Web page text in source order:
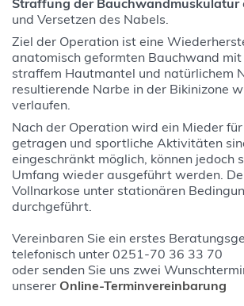
Straffung der Bauchwandmuskulatur
und Versetzen des Nabels.
Ziel der Operation ist eine
anatomisch geformten Bauchwand
straffem Hautmantel und natürlichem
resultierende Narbe in der Bikinizone
verlaufen.
Nach der Operation wird ein Mieder
getragen und sportliche Aktivitäten
eingeschränkt möglich, können jedoch
Umfang wieder ausgeführt werden.
Vollnarkose unter stationären
durchgeführt.
Vereinbaren Sie ein erstes
telefonisch unter 0251-70 36 33 70
oder senden Sie uns zwei
unserer Online-Terminvereinbarung